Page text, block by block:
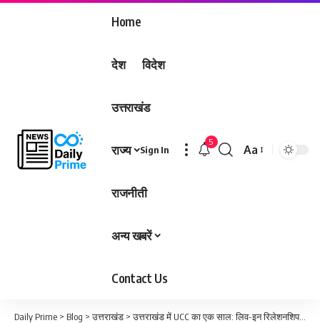
Home
देश विदेश
उत्तराखंड
राज्य
राजनीती
अन्य खबरें
Contact Us
Sign In
5
Font
Aa
Daily Prime > Blog >उत्तराखंड >उत्तराखंड में UCC का एक साल: लिव-इन रिलेशनशिप के लिए 68 रजिस्ट्रेशन, विवाह पंजीकरण में रिकॉर्ड बढ़ोतरी